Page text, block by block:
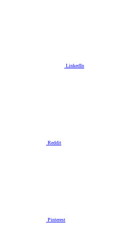
LinkedIn
Reddit
Pinterest